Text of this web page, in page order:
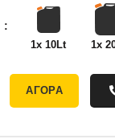
1x 10Lt 1x
ΑΓΟΡΑ